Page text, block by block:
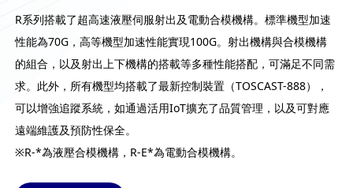
R系列搭載了超高速液壓伺服射出及電動合模機構。標準機型加速
性能為70G，高等機型加速性能實現100G。射出機構與合模機構
的組合，以及射出上下機構的搭載等多種性能搭配，可滿足不同需
求。此外，所有機型均搭載了最新控制裝置（TOSCAST-888），
可以增強追蹤系統，如通過活用IoT擴充了品質管理，以及可對應
遠端維護及預防性保全。
※R-*為液壓合模機構，R-E*為電動合模機構。